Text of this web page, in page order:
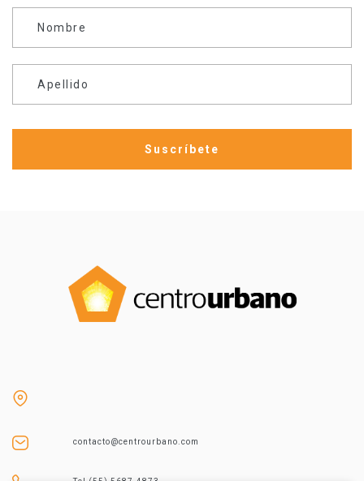
Nombre
Apellido
contacto@centrourbano.com